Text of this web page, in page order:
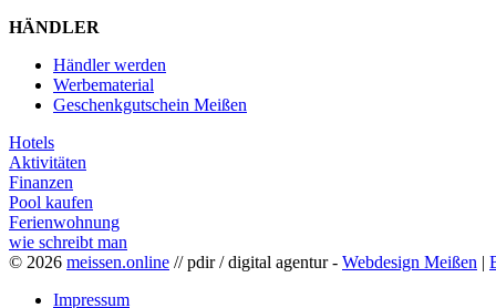
HÄNDLER
Händler werden
Werbematerial
Geschenkgutschein Meißen
Hotels
Aktivitäten
Finanzen
Pool kaufen
Ferienwohnung
wie schreibt man
© 2026 meissen.online // pdir / digital agentur - Webdesign Meißen |
Impressum